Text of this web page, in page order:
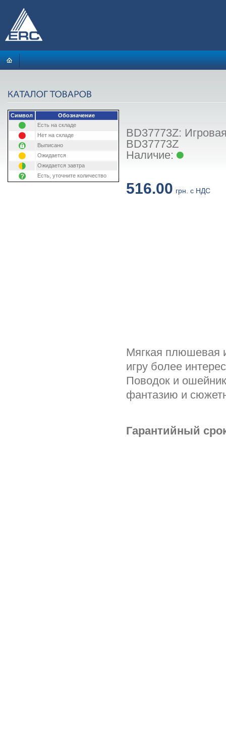
Символ
Обозначение
Есть на складе
Нет на складе
Выписано
Ожидается
Ожидается завтра
Есть, уточните количество
BD37773Z:
BD37773Z
Наличие:
516.00 грн. с НДС
Мягкая плюшевая
игру более
Поводок и
фантазию и
Гарантийный